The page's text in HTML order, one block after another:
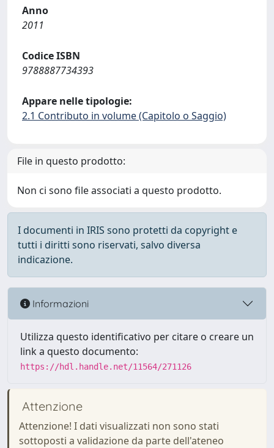
Anno
2011
Codice ISBN
9788887734393
Appare nelle tipologie:
2.1 Contributo in volume (Capitolo o Saggio)
File in questo prodotto:
Non ci sono file associati a questo prodotto.
I documenti in IRIS sono protetti da copyright e
tutti i diritti sono riservati, salvo diversa
indicazione.
Informazioni
Utilizza questo identificativo per citare o creare un
link a questo documento:
https://hdl.handle.net/11564/271126
Attenzione
Attenzione! I dati visualizzati non sono stati
sottoposti a validazione da parte dell'ateneo